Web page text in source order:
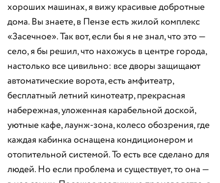
хороших машинах, я вижу красивые добротные
дома. Вы знаете, в Пензе есть жилой комплекс
«Засечное». Так вот, если бы я не знал, что это —
село, я бы решил, что нахожусь в центре города,
настолько все цивильно: все дворы защищают
автоматические ворота, есть амфитеатр,
бесплатный летний кинотеатр, прекрасная
набережная, уложенная карабельной доской,
уютные кафе, лаунж-зона, колесо обозрения, где
каждая кабинка оснащена кондиционером и
отопительной системой. То есть все сделано для
людей. Но если проблема и существует, то она —